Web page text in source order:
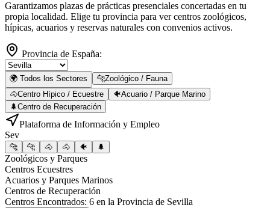
Garantizamos plazas de prácticas presenciales concertadas en tu
propia localidad. Elige tu provincia para ver centros zoológicos,
hípicas, acuarios y reservas naturales con convenios activos.
Provincia de España:
🌍 Todos los Sectores 🐆Zoológico / Fauna
🐴Centro Hípico / Ecuestre 🐠Acuario / Parque Marino
🌲Centro de Recuperación
Plataforma de Información y Empleo
Sev
🐆 🐆 🐴 🐴 🐠 🌲
Zoológicos y Parques
Centros Ecuestres
Acuarios y Parques Marinos
Centros de Recuperación
Centros Encontrados: 6 en la Provincia de Sevilla